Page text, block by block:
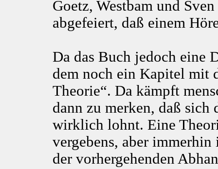
Goetz, Westbam und
abgefeiert, daß einem
Da das Buch jedoch eine
dem noch ein Kapitel mit
Theorie“. Da kämpft
dann zu merken, daß sich
wirklich lohnt. Eine
vergebens, aber immerhin
der vorhergehenden